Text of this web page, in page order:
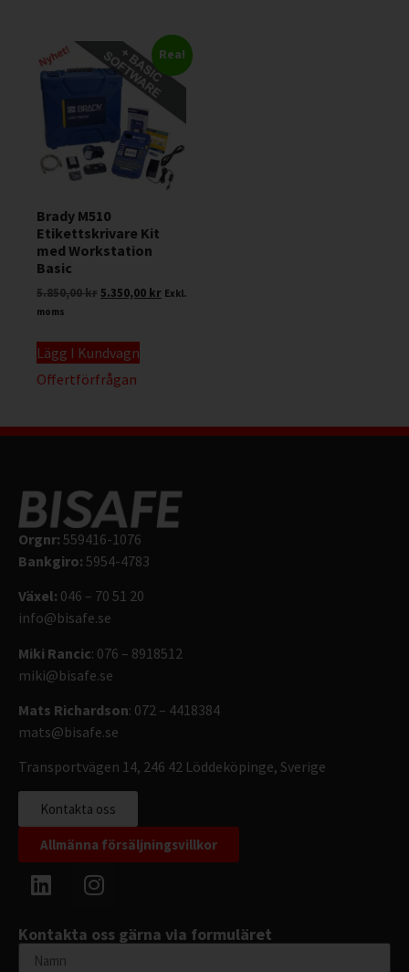
Rea!
Brady M510
Etikettskrivare Kit
med Workstation
Basic
5.850,00kr5.350,00 kr Exkl.
moms
Lägg I Kundvagn
Offertförfrågan
Orgnr: 559416-1076
Bankgiro: 5954-4783
Växel: 046 – 70 51 20
info@bisafe.se
Miki Rancic: 076 – 8918512
miki@bisafe.se
Mats Richardson: 072 – 4418384
mats@bisafe.se
Transportvägen 14, 246 42 Löddeköpinge, Sverige
Kontakta oss
Allmänna försäljningsvillkor
Kontakta oss gärna via formuläret